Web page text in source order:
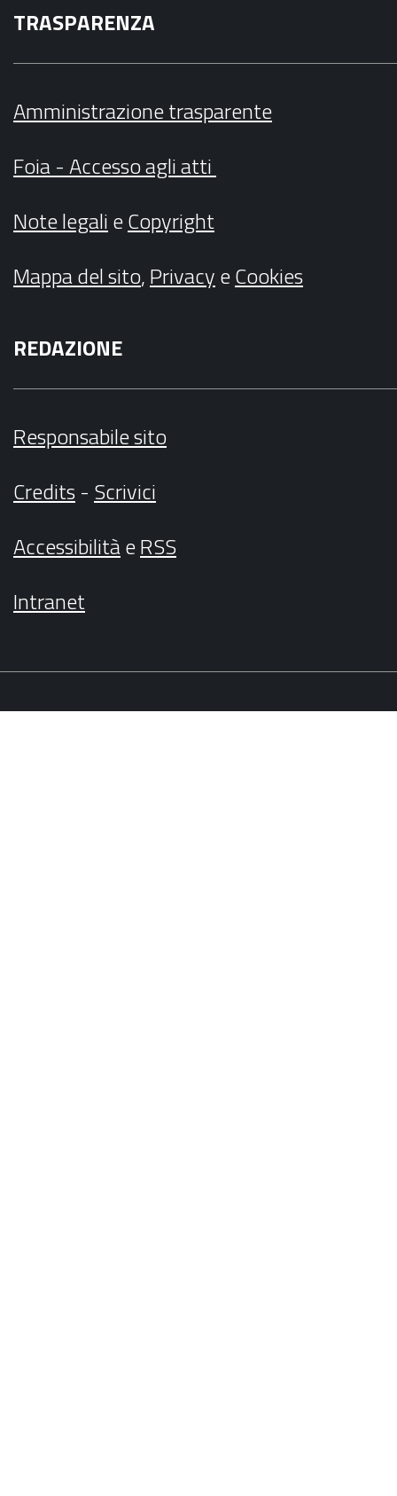
TRASPARENZA
Amministrazione trasparente
Foia - Accesso agli atti
Note legalieCopyright
Mappa del sito,PrivacyeCookies
REDAZIONE
Responsabile sito
Credits- Scrivici
AccessibilitàeRSS
Intranet